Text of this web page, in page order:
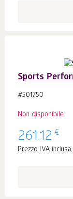
Sports
#501750
Non disponibile
261.12 €
Prezzo IVA